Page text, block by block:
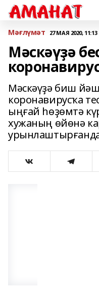
Мәғлүмәт 27 МАЯ 2020, 11:13
Мәскәүҙә
Мәскәүҙә биш
коронавирусҡа
ыңғай һөҙөмтә
хужаның өйөнә